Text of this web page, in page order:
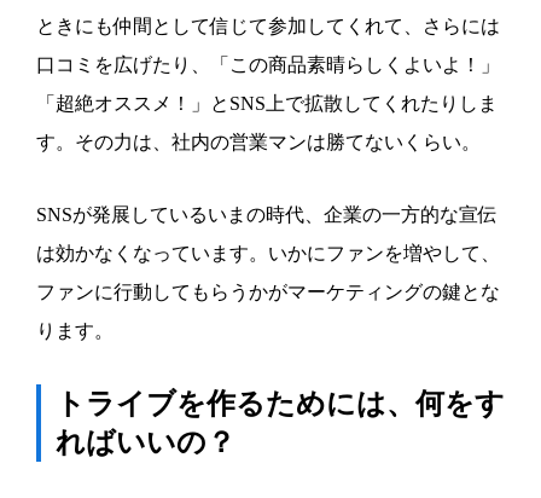
ときにも仲間として信じて参加してくれて、さらには
口コミを広げたり、「この商品素晴らしくよいよ！」
「超絶オススメ！」とSNS上で拡散してくれたりしま
す。その力は、社内の営業マンは勝てないくらい。
SNSが発展しているいまの時代、企業の一方的な宣伝
は効かなくなっています。いかにファンを増やして、
ファンに行動してもらうかがマーケティングの鍵とな
ります。
トライブを作るためには、何をす
ればいいの？